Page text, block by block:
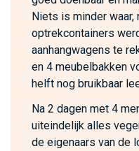
Niets is minder
optrekcontainers
aanhangwagens te
en 4 meubelbakken
helft nog bruikbaar
Na 2 dagen met 4
uiteindelijk alles
de eigenaars van de